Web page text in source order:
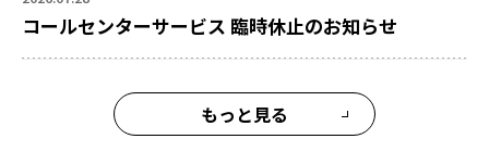
コールセンターサービス 臨時休止のお知らせ
もっと見る